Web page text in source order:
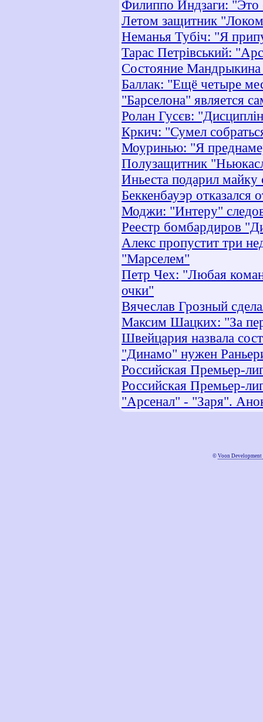
Филиппо Индзаги: "Это
Летом защитник
Неманья Тубіч: "Я
Тарас Петрівський:
Состояние Мандрыкина
Баллак: "Ещё четыре
"Барселона" является
Ролан Гусєв:
Кркич: "Сумел
Моуринью: "Я
Полузащитник
Иньеста подарил
Беккенбауэр
Моджи: "Интеру"
Реестр бомбардиров
Алекс пропустит три
"Марселем"
Петр Чех: "Любая
очки"
Вячеслав Грозный
Максим Шацких: "За
Швейцария назвала
"Динамо" нужен
Российская Премьер-
Российская Премьер-
"Арсенал" - "Заря".
© Voon Development